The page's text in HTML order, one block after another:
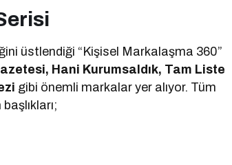
üstlendiği “Kişisel Markalaşma 360”
Hani Kurumsaldık, Tam Liste
gibi önemli markalar yer alıyor. Tüm